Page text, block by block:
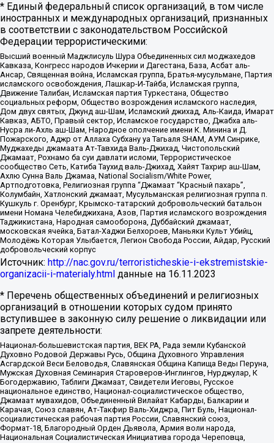
* Единый федеральный список организаций, в том числе
иностранных и международных организаций, признанных
в соответствии с законодательством Российской
Федерации террористическими:
Высший военный Маджлисуль Шура Объединенных сил моджахедов
Кавказа, Конгресс народов Ичкерии и Дагестана, База, Асбат аль-
Ансар, Священная война, Исламская группа, Братья-мусульмане, Партия
исламского освобождения, Лашкар-И-Тайба, Исламская группа,
Движение Талибан, Исламская партия Туркестана, Общество
социальных реформ, Общество возрождения исламского наследия,
Дом двух святых, Джунд аш-Шам, Исламский джихад, Аль-Каида, Имарат
Кавказ, АБТО, Правый сектор, Исламское государство, Джабха аль-
Нусра ли-Ахль аш-Шам, Народное ополчение имени К. Минина и Д.
Пожарского, Аджр от Аллаха Субхану уа Тагьаля SHAM, АУМ Синрике,
Муджахеды джамаата Ат-Тавхида Валь-Джихад, Чистопольский
Джамаат, Рохнамо ба суи давлати исломи, Террористическое
сообщество Сеть, Катиба Таухид валь-Джихад, Хайят Тахрир аш-Шам,
Ахлю Сунна Валь Джамаа, National Socialism/White Power,
Артподготовка, Религиозная группа “Джамаат “Красный пахарь”,
Колумбайн, Хатлонский джамаат, Мусульманская религиозная группа п.
Кушкуль г. Оренбург, Крымско-татарский добровольческий батальон
имени Номана Челебиджихана, Азов, Партия исламского возрождения
Таджикистана, Народная самооборона, Дуббайский джамаат,
московская ячейка, Батал-Хаджи Белхороев, Маньяки Культ Убийц,
Молодёжь Которая Улыбается, Легион Свобода России, Айдар, Русский
добровольческий корпус
Источник: http://nac.gov.ru/terroristicheskie-i-ekstremistskie-
organizacii-i-materialy.html данные на 16.11.2023
* Перечень общественных объединений и религиозных
организаций в отношении которых судом принято
вступившее в законную силу решение о ликвидации или
запрете деятельности:
Национал-большевистская партия, ВЕК РА, Рада земли Кубанской
Духовно Родовой Державы Русь, Община Духовного Управления
Асгардской Веси Беловодья, Славянская Община Капища Веды Перуна,
Мужская Духовная Семинария Староверов-Инглингов, Нурджулар, К
Богодержавию, Таблиги Джамаат, Свидетели Иеговы, Русское
национальное единство, Национал-социалистическое общество,
Джамаат мувахидов, Объединенный Вилайат Кабарды, Балкарии и
Карачая, Союз славян, Ат-Такфир Валь-Хиджра, Пит Буль, Национал-
социалистическая рабочая партия России, Славянский союз,
Формат-18, Благородный Орден Дьявола, Армия воли народа,
Национальная Социалистическая Инициатива города Череповца,